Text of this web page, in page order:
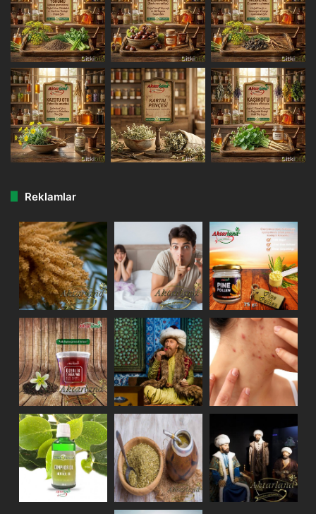
Reklamlar